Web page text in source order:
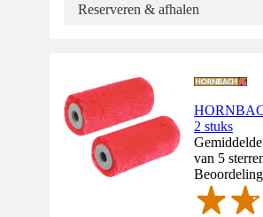
Reserveren & afhalen
2 stuks
van 5